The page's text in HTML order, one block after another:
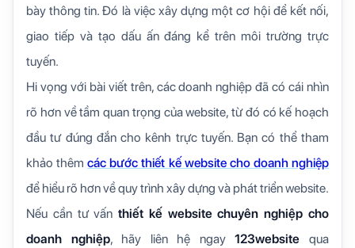
bày thông tin. Đó là việc xây dựng một cơ hội để kết nối,
giao tiếp và tạo dấu ấn đáng kể trên môi trường trực
tuyến.
Hi vọng với bài viết trên, các doanh nghiệp đã có cái nhìn
rõ hơn về tầm quan trọng của website, từ đó có kế hoạch
đầu tư đúng đắn cho kênh trực tuyến. Bạn có thể tham
khảo thêmcác bước thiết kế website cho doanh nghiệp
để hiểu rõ hơn về quy trình xây dựng và phát triển website.
Nếu cần tư vấnthiết kế website chuyên nghiệp cho
doanh nghiệp, hãy liên hệ ngay123website qua